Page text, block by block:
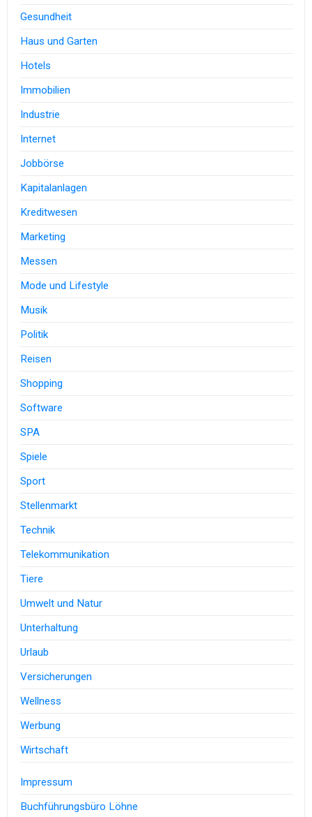
Gesundheit
Haus und Garten
Hotels
Immobilien
Industrie
Internet
Jobbörse
Kapitalanlagen
Kreditwesen
Marketing
Messen
Mode und Lifestyle
Musik
Politik
Reisen
Shopping
Software
SPA
Spiele
Sport
Stellenmarkt
Technik
Telekommunikation
Tiere
Umwelt und Natur
Unterhaltung
Urlaub
Versicherungen
Wellness
Werbung
Wirtschaft
Impressum
Buchführungsbüro Löhne